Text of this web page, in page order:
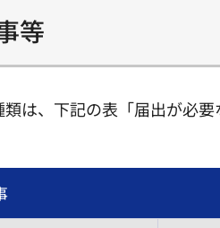
等
は、下記の表「届出が必要